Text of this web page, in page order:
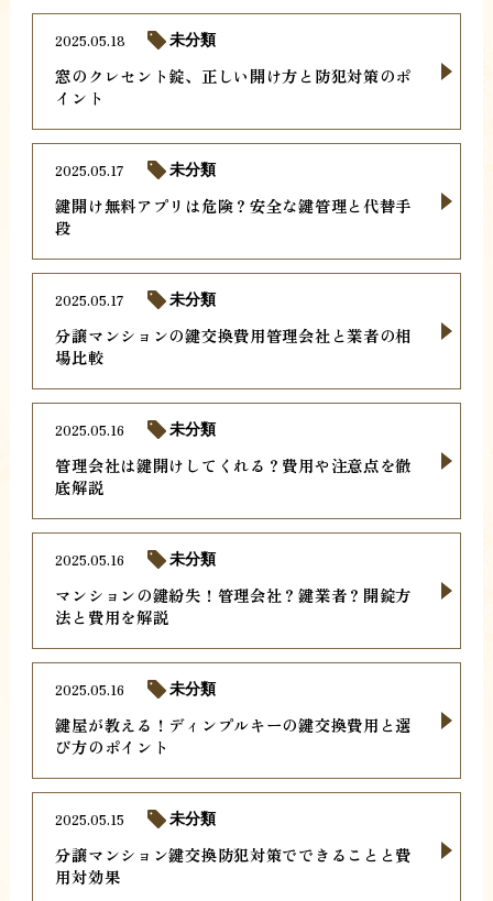
窓のクレセント錠、正しい開け方と防犯対策のポ
イント
2025.05.18 未分類
鍵開け無料アプリは危険？安全な鍵管理と代替手
段
2025.05.17 未分類
分譲マンションの鍵交換費用管理会社と業者の相
場比較
2025.05.17 未分類
管理会社は鍵開けしてくれる？費用や注意点を徹
底解説
2025.05.16 未分類
マンションの鍵紛失！管理会社？鍵業者？開錠方
法と費用を解説
2025.05.16 未分類
鍵屋が教える！ディンプルキーの鍵交換費用と選
び方のポイント
2025.05.16 未分類
分譲マンション鍵交換防犯対策でできることと費
用対効果
2025.05.15 未分類